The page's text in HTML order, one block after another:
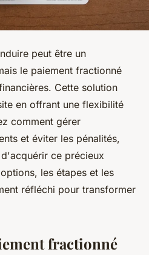
peut être un
le paiement fractionné
Cette solution
en offrant une flexibilité
comment gérer
et éviter les pénalités,
ce précieux
les étapes et les
réfléchi pour transformer
fractionné